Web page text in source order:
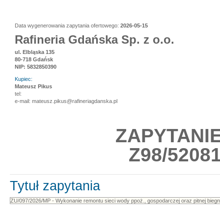
Data wygenerowania zapytania ofertowego: 2026-05-15
Rafineria Gdańska Sp. z o.o.
ul. Elbląska 135
80-718 Gdańsk
NIP: 5832850390
Kupiec:
Mateusz Pikus
tel:
e-mail: mateusz.pikus@rafineriagdanska.pl
Z98/
Tytuł zapytania